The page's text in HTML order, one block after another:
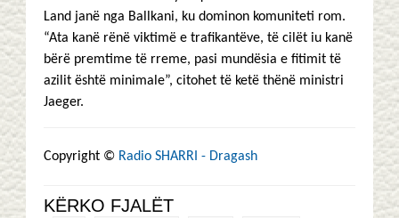
Land janë nga Ballkani, ku dominon komuniteti rom.
“Ata kanë rënë viktimë e trafikantëve, të cilët iu kanë
bërë premtime të rreme, pasi mundësia e fitimit të
azilit është minimale”, citohet të ketë thënë ministri
Jaeger.
Copyright © Radio SHARRI - Dragash
KËRKO FJALËT